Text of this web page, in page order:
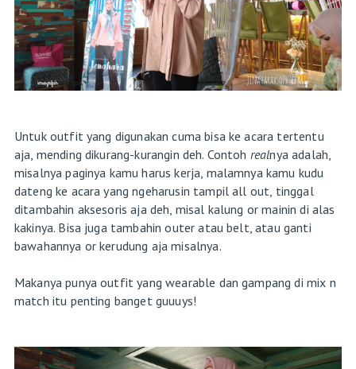
Untuk outfit yang digunakan cuma bisa ke acara tertentu
aja, mending dikurang-kurangin deh. Contoh realnya adalah,
misalnya paginya kamu harus kerja, malamnya kamu kudu
dateng ke acara yang ngeharusin tampil all out, tinggal
ditambahin aksesoris aja deh, misal kalung or mainin di alas
kakinya. Bisa juga tambahin outer atau belt, atau ganti
bawahannya or kerudung aja misalnya.
Makanya punya outfit yang wearable dan gampang di mix n
match itu penting banget guuuys!